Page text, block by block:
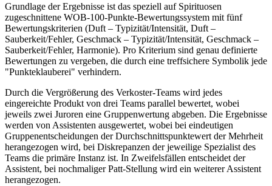
Grundlage der Ergebnisse ist das speziell auf Spirituosen
zugeschnittene WOB-100-Punkte-Bewertungssystem mit fünf
Bewertungskriterien (Duft – Typizität/Intensität, Duft –
Sauberkeit/Fehler, Geschmack – Typizität/Intensität, Geschmack –
Sauberkeit/Fehler, Harmonie). Pro Kriterium sind genau definierte
Bewertungen zu vergeben, die durch eine treffsichere Symbolik jede
"Punkteklauberei" verhindern.
Durch die Vergrößerung des Verkoster-Teams wird jedes
eingereichte Produkt von drei Teams parallel bewertet, wobei
jeweils zwei Juroren eine Gruppenwertung abgeben. Die Ergebnisse
werden von Assistenten ausgewertet, wobei bei eindeutigen
Gruppenentscheidungen der Durchschnittspunktewert der Mehrheit
herangezogen wird, bei Diskrepanzen der jeweilige Spezialist des
Teams die primäre Instanz ist. In Zweifelsfällen entscheidet der
Assistent, bei nochmaliger Patt-Stellung wird ein weiterer Assistent
herangezogen.